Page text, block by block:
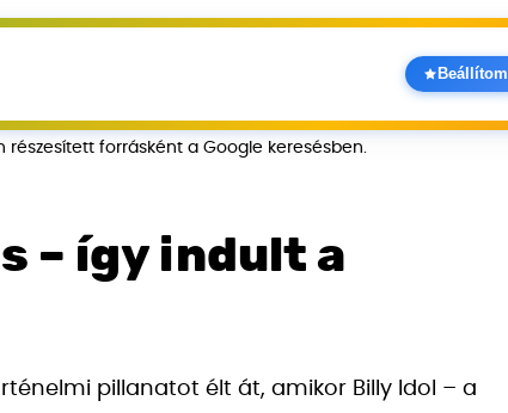
Beállítom
részesített forrásként a Google keresésben.
– így indult a
pillanatot élt át, amikor Billy Idol – a